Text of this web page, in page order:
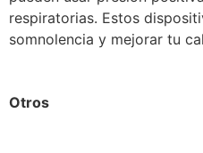
respiratorias. Estos
somnolencia y mejorar tu
Otros